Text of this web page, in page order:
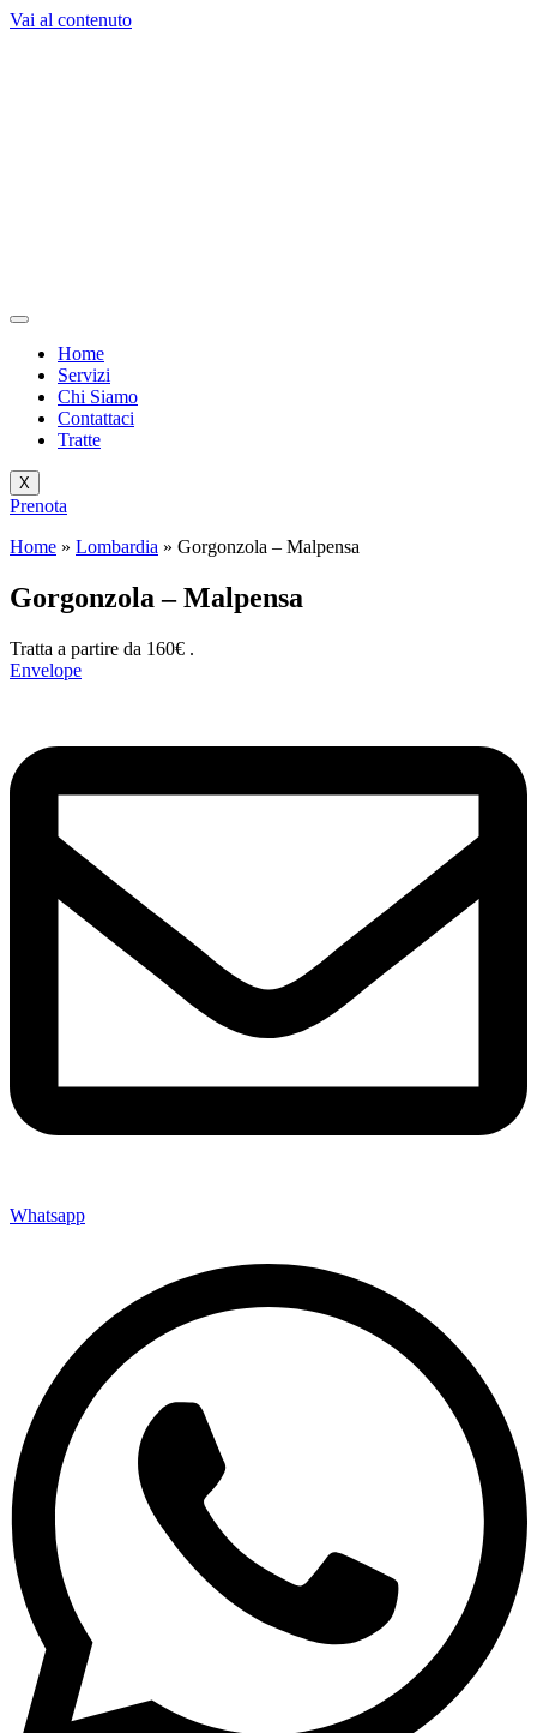
Vai al contenuto
Home
Servizi
Chi Siamo
Contattaci
Tratte
X
Prenota
Home » Lombardia » Gorgonzola – Malpensa
Gorgonzola – Malpensa
Tratta a partire da 160€ .
Envelope
Whatsapp